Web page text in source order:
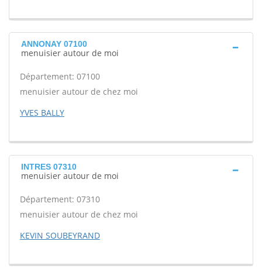
ANNONAY 07100
menuisier autour de moi
Département: 07100
menuisier autour de chez moi
YVES BALLY
INTRES 07310
menuisier autour de moi
Département: 07310
menuisier autour de chez moi
KEVIN SOUBEYRAND